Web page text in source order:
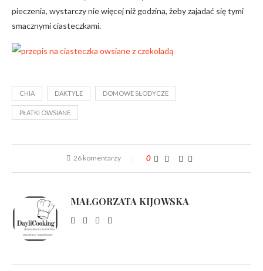
pieczenia, wystarczy nie więcej niż godzina, żeby zajadać się tymi
smacznymi ciasteczkami.
CHIA DAKTYLE DOMOWE SŁODYCZE
PŁATKI OWSIANE
26 komentarzy 0
MAŁGORZATA KIJOWSKA